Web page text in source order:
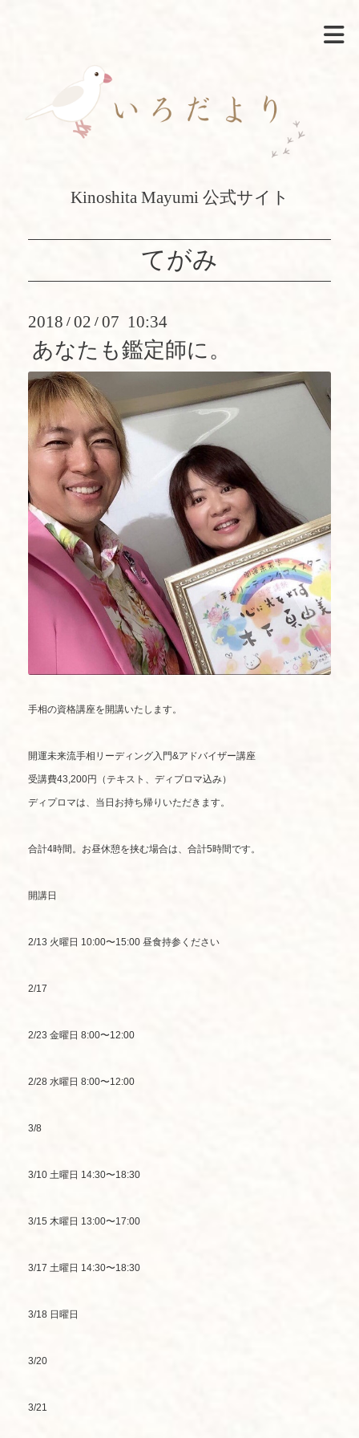
Kinoshita Mayumi 公式サイト
てがみ
2018 / 02 / 07 10:34
あなたも鑑定師に。
手相の資格講座を開講いたします。
開運未来流手相リーディング入門&アドバイザー講座
受講費43,200円（テキスト、ディプロマ込み）
ディプロマは、当日お持ち帰りいただきます。
合計4時間。お昼休憩を挟む場合は、合計5時間です。
開講日
2/13 火曜日 10:00〜15:00 昼食持参ください
2/17
2/23 金曜日 8:00〜12:00
2/28 水曜日 8:00〜12:00
3/8
3/10 土曜日 14:30〜18:30
3/15 木曜日 13:00〜17:00
3/17 土曜日 14:30〜18:30
3/18 日曜日
3/20
3/21